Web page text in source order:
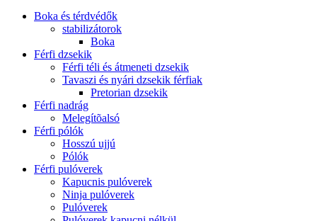
Boka és térdvédők
stabilizátorok
Boka
Férfi dzsekik
Férfi téli és átmeneti dzsekik
Tavaszi és nyári dzsekik férfiak
Pretorian dzsekik
Férfi nadrág
Melegítõalsó
Férfi pólók
Hosszú ujjú
Pólók
Férfi pulóverek
Kapucnis pulóverek
Ninja pulóverek
Pulóverek